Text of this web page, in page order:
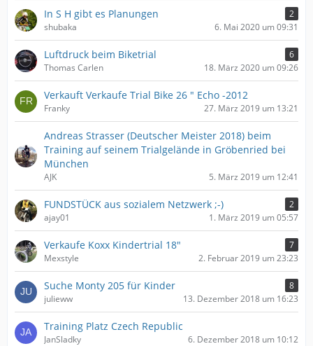
In S H gibt es Planungen
2
shubaka
6. Mai 2020 um 09:31
Luftdruck beim Biketrial
6
Thomas Carlen
18. März 2020 um 09:26
Verkauft Verkaufe Trial Bike 26 " Echo -2012
Franky 27. März 2019 um 13:21
Andreas Strasser (Deutscher Meister 2018) beim
Training auf seinem Trialgelände in Gröbenried bei
München
AJK 5. März 2019 um 12:41
FUNDSTÜCK aus sozialem Netzwerk ;-)
2
ajay01
1. März 2019 um 05:57
Verkaufe Koxx Kindertrial 18"
7
Mexstyle
2. Februar 2019 um 23:23
Suche Monty 205 für Kinder
8
julieww
13. Dezember 2018 um 16:23
Training Platz Czech Republic
JanSladky 6. Dezember 2018 um 10:12